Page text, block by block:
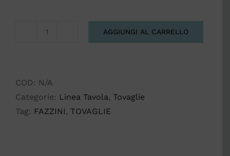
quantità
AGGIUNGI AL CARRELLO
COD: N/A
Categorie: Linea Tavola, Tovaglie
Tag: FAZZINI, TOVAGLIE